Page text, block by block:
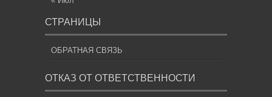
СТРАНИЦЫ
ОБРАТНАЯ СВЯЗЬ
ОТКАЗ ОТ ОТВЕТСТВЕННОСТИ